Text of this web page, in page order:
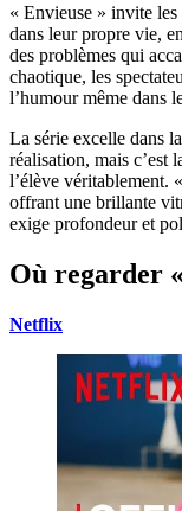
« Envieuse » invite les
dans leur propre vie,
des problèmes qui
chaotique, les
l’humour même dans
La série excelle dans
réalisation, mais c’est
l’élève véritablement.
offrant une brillante
exige profondeur et
Où regarder
Netflix